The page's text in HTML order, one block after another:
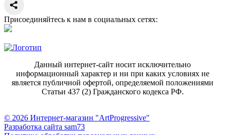
Присоединяйтесь к нам в социальных сетях:
Данный интернет-сайт носит исключительно
информационный характер и ни при каких условиях не
является публичной офертой, определяемой положениями
Статьи 437 (2) Гражданского кодекса РФ.
© 2026 Интернет-магазин "ArtProgressive"
Разработка сайта sam73